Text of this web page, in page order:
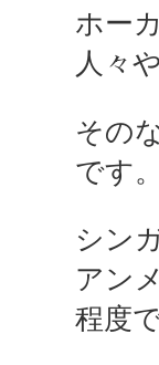
ホー
人々
その
です。
シン
アン
程度